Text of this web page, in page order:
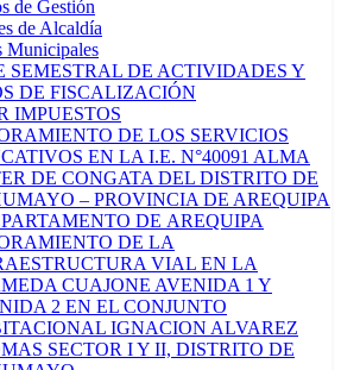
de Gestión
de Alcaldía
Municipales
SEMESTRAL DE ACTIVIDADES Y
DE FISCALIZACIÓN
IMPUESTOS
DE LOS SERVICIOS
EN LA I.E. N°40091 ALMA
DE CONGATA DEL DISTRITO DE
– PROVINCIA DE AREQUIPA
DE AREQUIPA
DE LA
VIAL EN LA
CUAJONE AVENIDA 1 Y
2 EN EL CONJUNTO
IGNACION ALVAREZ
SECTOR I Y II, DISTRITO DE